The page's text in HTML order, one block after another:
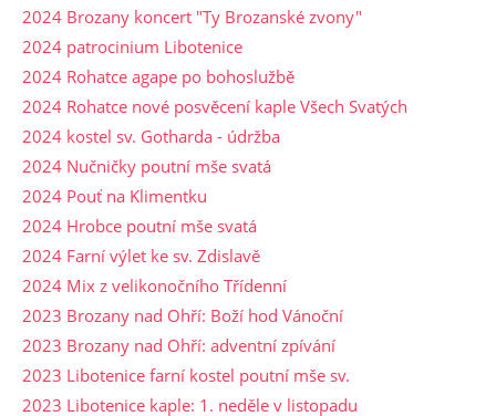
2024 Brozany koncert "Ty Brozanské zvony"
2024 patrocinium Libotenice
2024 Rohatce agape po bohoslužbě
2024 Rohatce nové posvěcení kaple Všech Svatých
2024 kostel sv. Gotharda - údržba
2024 Nučničky poutní mše svatá
2024 Pouť na Klimentku
2024 Hrobce poutní mše svatá
2024 Farní výlet ke sv. Zdislavě
2024 Mix z velikonočního Třídenní
2023 Brozany nad Ohří: Boží hod Vánoční
2023 Brozany nad Ohří: adventní zpívání
2023 Libotenice farní kostel poutní mše sv.
2023 Libotenice kaple: 1. neděle v listopadu